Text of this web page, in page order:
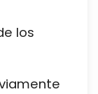
los